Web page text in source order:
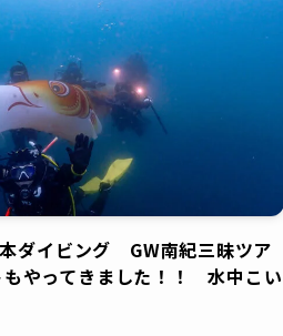
ダイビング GW南紀三昧ツア
やってきました！！ 水中こい